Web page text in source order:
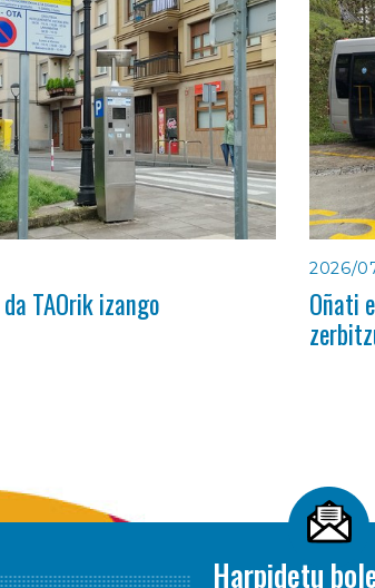
TAOrik izango
2026/
Oñati
Harpidetu